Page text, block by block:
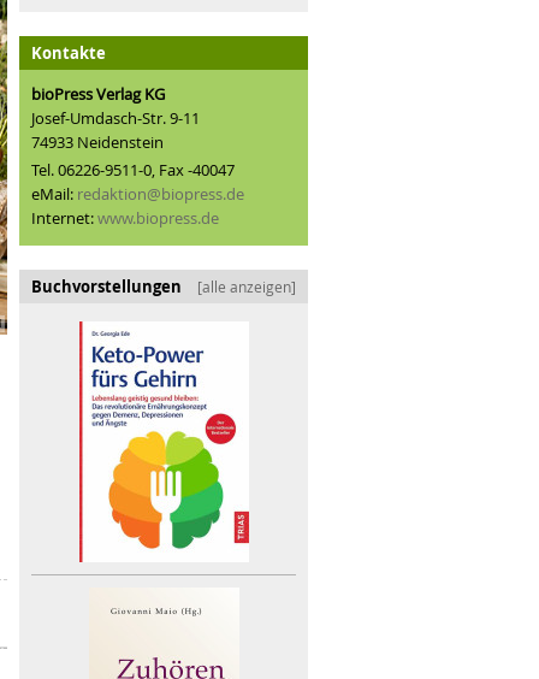
Kontakte
bioPress Verlag KG
Josef-Umdasch-Str. 9-11
74933 Neidenstein
Tel. 06226-9511-0, Fax -40047
eMail: redaktion@biopress.de
Internet:www.biopress.de
Buchvorstellungen [alle anzeigen]